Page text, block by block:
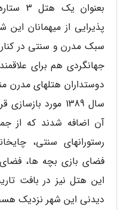
پذیرایی از میهمانان
سبک مدرن و سنتی در کنار
جهانگردی هم برای
دوستداران هتلهای
سال 1389 مورد
آن اضافه شدند که از
رستورانهای سنتی،
فضای بازی بچه ها، فضای
این هتل نیز در بافت
دیدنی این شهر نزدیک